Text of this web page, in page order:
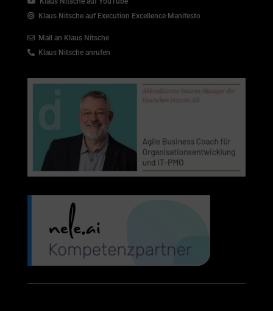
Klaus Nitsche auf Execution Excellence Manifesto
Mail an Klaus Nitsche
Klaus Nitsche anrufen